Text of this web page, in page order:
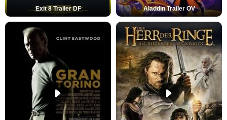
Exit 8 Trailer DF Aladdin Trailer OV